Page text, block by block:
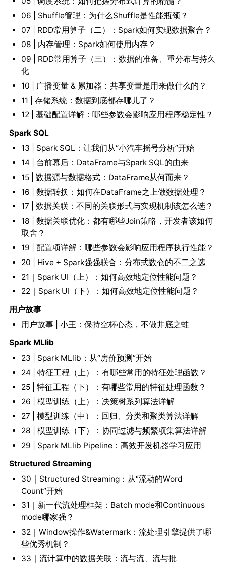
06 | Shuffle管理：为什么Shuffle是性能瓶颈？
07 | RDD常用算子（二）：Spark如何实现数据聚合？
08 | 内存管理：Spark如何使用内存？
09 | RDD常用算子（三）：数据的准备、重分布与持久
化
10 | 广播变量 & 累加器：共享变量是用来做什么的？
11 | 存储系统：数据到底都存哪儿了？
12 | 基础配置详解：哪些参数会影响应用程序稳定性？
Spark SQL
13 | Spark SQL：让我们从“小汽车摇号分析”开始
14 | 台前幕后：DataFrame与Spark SQL的由来
15 | 数据源与数据格式：DataFrame从何而来？
16 | 数据转换：如何在DataFrame之上做数据处理？
17 | 数据关联：不同的关联形式与实现机制该怎么选？
18 | 数据关联优化：都有哪些Join策略，开发者该如何
取舍？
19 | 配置项详解：哪些参数会影响应用程序执行性能？
20 | Hive + Spark强强联合：分布式数仓的不二之选
21｜Spark UI（上）：如何高效地定位性能问题？
22｜Spark UI（下）：如何高效地定位性能问题？
用户故事
用户故事 | 小王：保持空杯心态，不做井底之蛙
Spark MLlib
23 | Spark MLlib：从“房价预测”开始
24 | 特征工程（上）：有哪些常用的特征处理函数？
25 | 特征工程（下）：有哪些常用的特征处理函数？
26 | 模型训练（上）：决策树系列算法详解
27 | 模型训练（中）：回归、分类和聚类算法详解
28 | 模型训练（下）：协同过滤与频繁项集算法详解
29 | Spark MLlib Pipeline：高效开发机器学习应用
Structured Streaming
30｜Structured Streaming：从“流动的Word
Count”开始
31｜新一代流处理框架：Batch mode和Continuous
mode哪家强？
32｜Window操作&Watermark：流处理引擎提供了哪
些优秀机制？
33｜流计算中的数据关联：流与流、流与批